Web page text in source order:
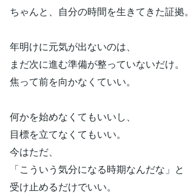
ちゃんと、自分の時間を生きてきた証拠。
年明けに元気が出ないのは、
まだ次に進む準備が整っていないだけ。
焦って前を向かなくていい。
何かを始めなくてもいいし、
目標を立てなくてもいい。
今はただ、
「こういう気分になる時期なんだな」と
受け止めるだけでいい。